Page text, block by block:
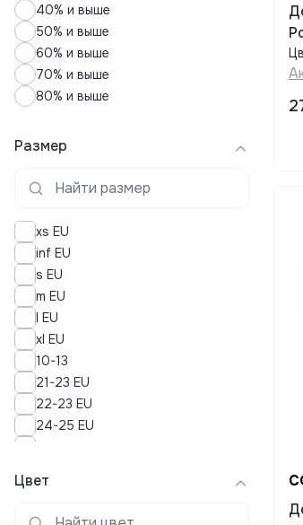
40% и выше
50% и выше
60% и выше
70% и выше
80% и выше
Размер
xs EU
inf EU
s EU
m EU
l EU
xl EU
10-13
21-23 EU
22-23 EU
24-25 EU
31 EU
Цвет